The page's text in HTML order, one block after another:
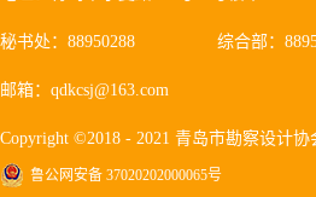
秘书处：88950288 综合部：
邮箱：qdkcsj@163.com
Copyright ©2018 - 2021 青岛市勘察设计协
鲁公网安备 37020202000065号